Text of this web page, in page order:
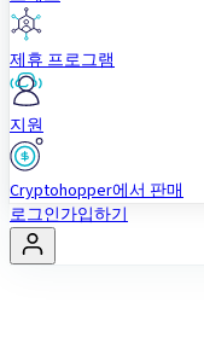
제휴 프로그램
지원
Cryptohopper에서 판매
로그인 가입하기